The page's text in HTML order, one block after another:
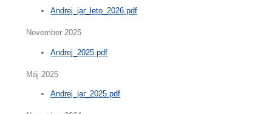
Andrej_jar_leto_2026.pdf
November 2025
Andrej_2025.pdf
Máj 2025
Andrej_jar_2025.pdf